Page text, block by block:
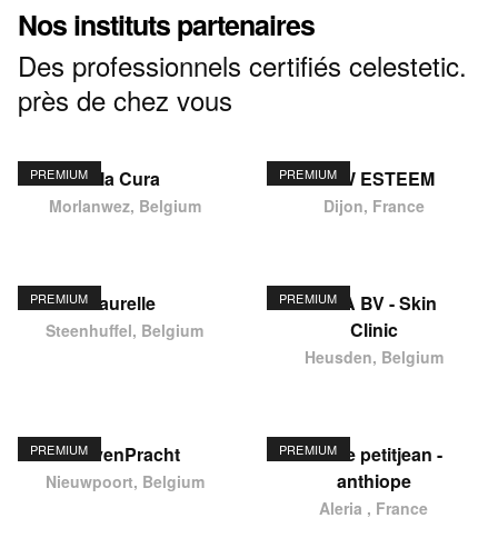
Nos instituts partenaires
Des professionnels certifiés celestetic.
près de chez vous
PREMIUM Ma Cura
Morlanwez, Belgium
PREMIUMNEW ESTEEM
Dijon, France
PREMIUM laurelle
Steenhuffel, Belgium
PREMIUMKIMA BV - Skin
Clinic
Heusden, Belgium
PREMIUMHavenPracht
Nieuwpoort, Belgium
PREMIUM
elodie petitjean -
anthiope
Aleria , France